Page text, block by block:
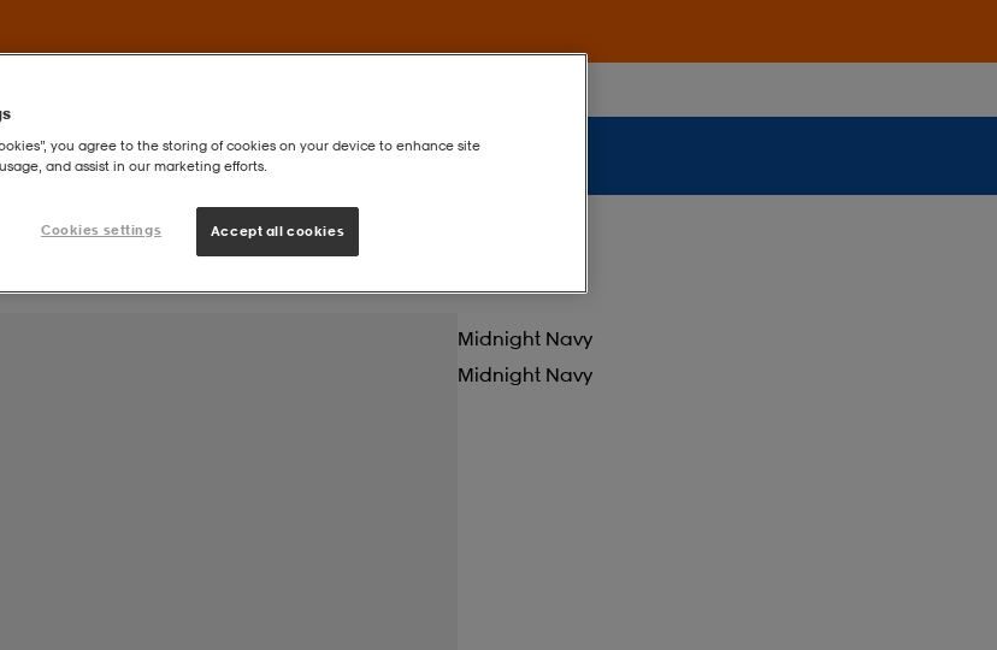
Joukkueen tuote:
Salon Palloilijat ry Jäsenet
Midnight Navy
Midnight Navy
you agree to the storing of cookies on your device to enhance site
and assist in our marketing efforts.
Cookies settings Accept all cookies